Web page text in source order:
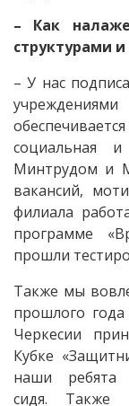
– Как
структурами
– У нас
социальная
Минтрудом и
вакансий,
филиала
программе
прошли
Также мы
прошлого
Черкесии
Кубке
наши
сидя. Также